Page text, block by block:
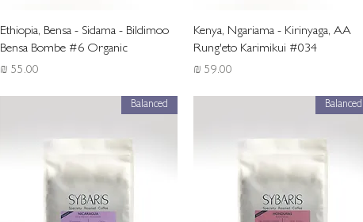
תצוגה מהירה
Kenya, Ngariama - Kirinyaga, AA
Rung'eto Karimikui #034
מחיר
תצוגה מהירה
Ethiopia, Bensa - Sidama - Bildimoo
Bensa Bombe #6 Organic
מחיר
Balanced
Balanced